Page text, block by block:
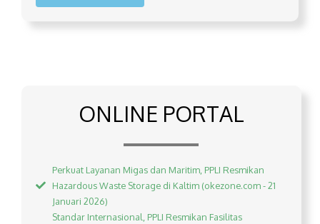
ONLINE PORTAL
Perkuat Layanan Migas dan Maritim, PPLI Resmikan
Hazardous Waste Storage di Kaltim (okezone.com - 21
Januari 2026)
Standar Internasional, PPLI Resmikan Fasilitas